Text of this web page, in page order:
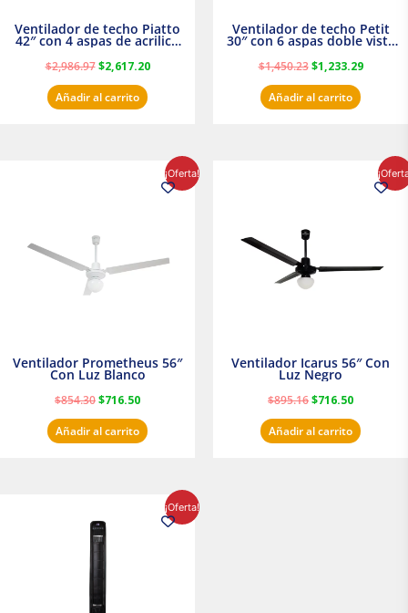
Ventilador de techo Piatto
42″ con 4 aspas de acrilico
transparente
$2,986.97 $2,617.20
Añadir al carrito
Ventilador de techo Petit
30″ con 6 aspas doble vista
Satinado Masterfan
$1,450.23 $1,233.29
Añadir al carrito
¡Oferta!
Ventilador Prometheus 56″
Con Luz Blanco
$854.30$716.50
precio
actual
Añadir al carrito
Ventilador Icarus 56″ Con
Luz Negro
$895.16$716.50
precio
actual
Añadir al carrito
¡Oferta!
original
era:
precio
actual